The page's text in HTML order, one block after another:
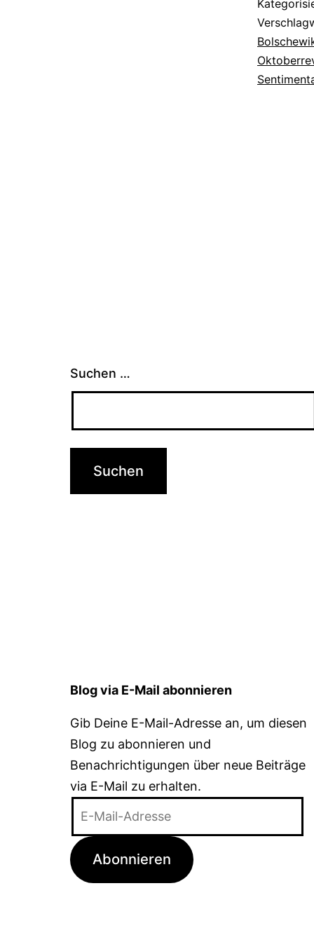
Suchen …
Blog via E-Mail abonnieren
Gib Deine E-Mail-Adresse an, um diesen
Blog zu abonnieren und
Benachrichtigungen über neue Beiträge
via E-Mail zu erhalten.
Adresse
Abonnieren